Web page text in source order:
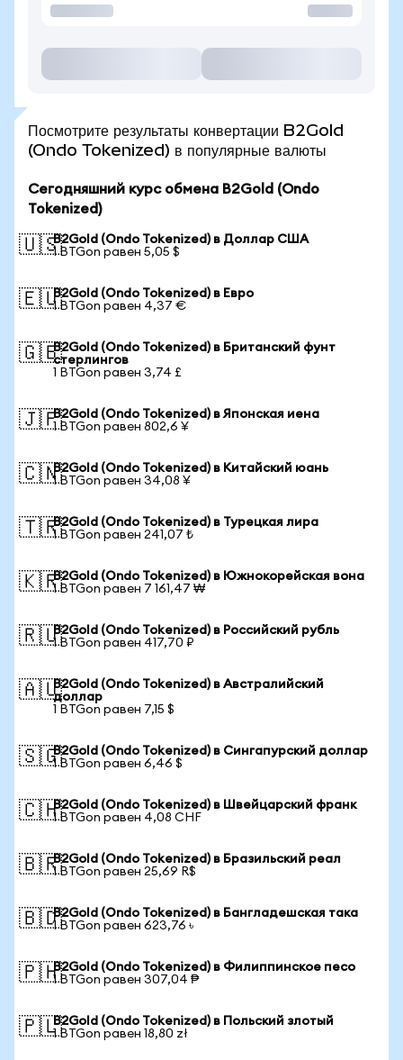
Посмотрите результаты конвертации B2Gold
(Ondo Tokenized) в популярные валюты
Сегодняшний курс обмена B2Gold (Ondo
Tokenized)
🇺🇸B2Gold (Ondo Tokenized) в Доллар США
1 BTGon равен 5,05 $
🇪🇺B2Gold (Ondo Tokenized) в Евро
1 BTGon равен 4,37 €
🇬🇧B2Gold (Ondo Tokenized) в Британский фунт
стерлингов
1 BTGon равен 3,74 £
🇯🇵B2Gold (Ondo Tokenized) в Японская иена
1 BTGon равен 802,6 ¥
🇨🇳B2Gold (Ondo Tokenized) в Китайский юань
1 BTGon равен 34,08 ¥
🇹🇷B2Gold (Ondo Tokenized) в Турецкая лира
1 BTGon равен 241,07 ₺
🇰🇷B2Gold (Ondo Tokenized) в Южнокорейская вона
1 BTGon равен 7 161,47 ₩
🇷🇺B2Gold (Ondo Tokenized) в Российский рубль
1 BTGon равен 417,70 ₽
🇦🇺B2Gold (Ondo Tokenized) в Австралийский
доллар
1 BTGon равен 7,15 $
🇸🇬B2Gold (Ondo Tokenized) в Сингапурский доллар
1 BTGon равен 6,46 $
🇨🇭B2Gold (Ondo Tokenized) в Швейцарский франк
1 BTGon равен 4,08 CHF
🇧🇷B2Gold (Ondo Tokenized) в Бразильский реал
1 BTGon равен 25,69 R$
🇧🇩B2Gold (Ondo Tokenized) в Бангладешская така
1 BTGon равен 623,76 ৳
🇵🇭B2Gold (Ondo Tokenized) в Филиппинское песо
1 BTGon равен 307,04 ₱
🇵🇱B2Gold (Ondo Tokenized) в Польский злотый
1 BTGon равен 18,80 zł